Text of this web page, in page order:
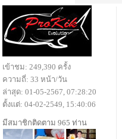
เข้าชม: 249,390 ครั้ง
ความถี่: 33 หน้า/วัน
ล่าสุด: 01-05-2567, 07:28:20
ตั้งแต่: 04-02-2549, 15:40:06
มีสมาชิกติดตาม 965 ท่าน